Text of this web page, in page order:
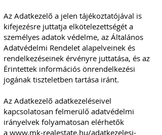
Az Adatkezelő a jelen tájékoztatójával is
kifejezésre juttatja elkötelezettségét a
személyes adatok védelme, az Általános
Adatvédelmi Rendelet alapelveinek és
rendelkezéseinek érvényre juttatása, és az
Érintettek információs önrendelkezési
jogának tiszteletben tartása iránt.
Az Adatkezelő adatkezeléseivel
kapcsolatosan felmerülő adatvédelmi
irányelvek folyamatosan elérhetők
a www.mk-realestate.hu/adatkezelesi-